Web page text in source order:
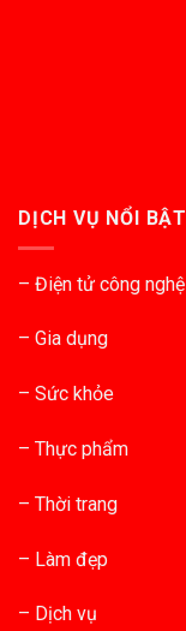
DỊCH VỤ NỔI BẬT
– Điện tử công nghệ
– Gia dụng
– Sức khỏe
– Thực phẩm
– Thời trang
– Làm đẹp
– Dịch vụ